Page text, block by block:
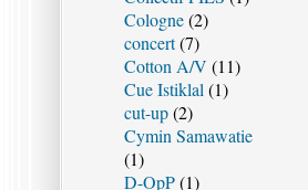
Cologne(2)
concert(7)
Cotton A/V (11)
Cue Istiklal (1)
cut-up(2)
Cymin Samawatie
(1)
D-OpP(1)